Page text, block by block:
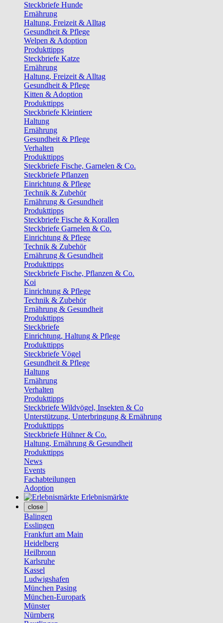
Steckbriefe Hunde
Ernährung
Haltung, Freizeit & Alltag
Gesundheit & Pflege
Welpen & Adoption
Produkttipps
Steckbriefe Katze
Ernährung
Haltung, Freizeit & Alltag
Gesundheit & Pflege
Kitten & Adoption
Produkttipps
Steckbriefe Kleintiere
Haltung
Ernährung
Gesundheit & Pflege
Verhalten
Produkttipps
Steckbriefe Fische, Garnelen & Co.
Steckbriefe Pflanzen
Einrichtung & Pflege
Technik & Zubehör
Ernährung & Gesundheit
Produkttipps
Steckbriefe Fische & Korallen
Steckbriefe Garnelen & Co.
Einrichtung & Pflege
Technik & Zubehör
Ernährung & Gesundheit
Produkttipps
Steckbriefe Fische, Pflanzen & Co.
Koi
Einrichtung & Pflege
Technik & Zubehör
Ernährung & Gesundheit
Produkttipps
Steckbriefe
Einrichtung, Haltung & Pflege
Produkttipps
Steckbriefe Vögel
Gesundheit & Pflege
Haltung
Ernährung
Verhalten
Produkttipps
Steckbriefe Wildvögel, Insekten & Co
Unterstützung, Unterbringung & Ernährung
Produkttipps
Steckbriefe Hühner & Co.
Haltung, Ernährung & Gesundheit
Produkttipps
News
Events
Fachabteilungen
Adoption
Erlebnismärkte
close
Balingen
Esslingen
Frankfurt am Main
Heidelberg
Heilbronn
Karlsruhe
Kassel
Ludwigshafen
München Pasing
München-Europark
Münster
Nürnberg